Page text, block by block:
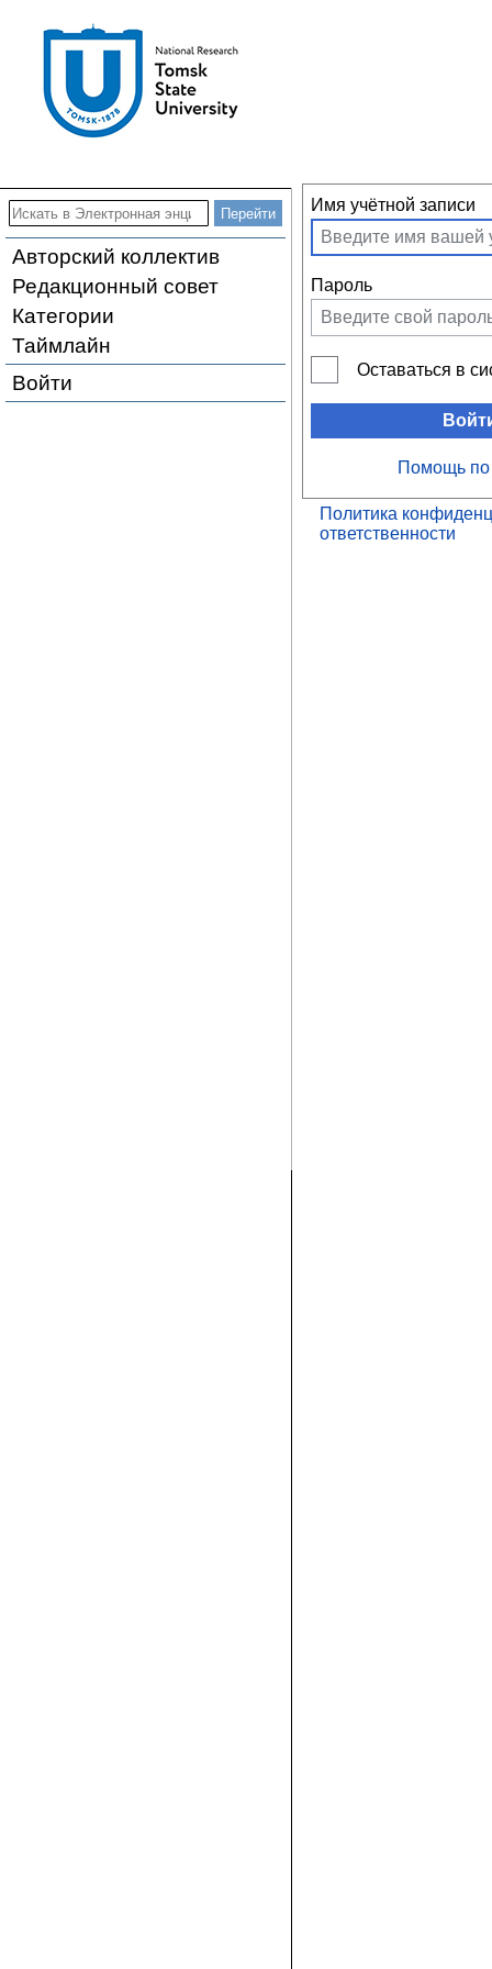
Авторский коллектив
Редакционный совет
Категории
Таймлайн
Войти
Имя учётной записи
Пароль
Оставаться в
Помощь по
Политика
ответственности